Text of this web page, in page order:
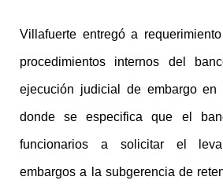
Villafuerte entregó a
procedimientos internos del
ejecución judicial de embargo en
donde se especifica que el
funcionarios a solicitar el
embargos a la subgerencia de